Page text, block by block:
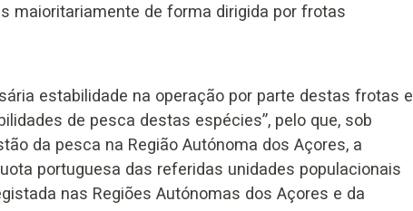
maioritariamente de forma dirigida por frotas
estabilidade na operação por parte destas frotas e
de pesca destas espécies”, pelo que, sob
da pesca na Região Autónoma dos Açores, a
portuguesa das referidas unidades populacionais
nas Regiões Autónomas dos Açores e da